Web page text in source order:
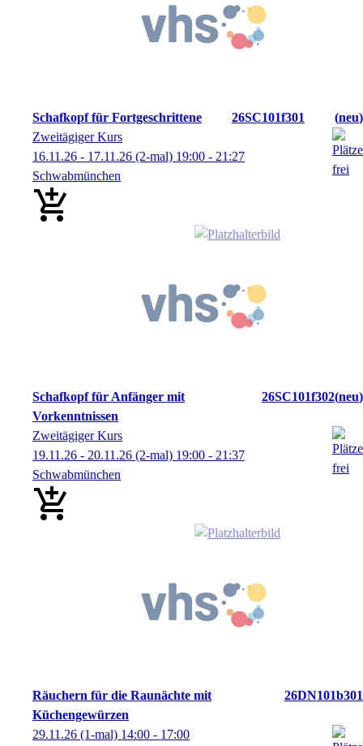
Schafkopf für Fortgeschrittene 26SC101f301
neu
Zweitägiger Kurs
16.11.26 - 17.11.26 (2-mal) 19:00 - 21:27
Schwabmünchen
Schafkopf für Anfänger mit
Vorkenntnissen
26SC101f302 neu
Zweitägiger Kurs
19.11.26 - 20.11.26 (2-mal) 19:00 - 21:37
Schwabmünchen
Räuchern für die Raunächte mit
Küchengewürzen
26DN101b301
29.11.26 (1-mal) 14:00 - 17:00